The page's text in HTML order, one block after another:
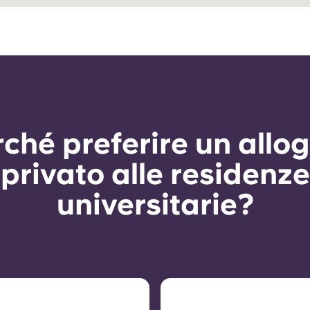
preferire un
privato alle residenze
universitarie?